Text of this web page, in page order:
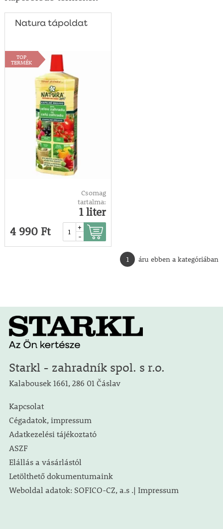
Natura tápoldat
TOP
TERMÉK
Csomag
tartalma:
1 liter
4 990 Ft
+
-
1 áru ebben a kategóriában
Starkl - zahradník spol. s r.o.
Kalabousek 1661, 286 01 Čáslav
Kapcsolat
Cégadatok, impressum
Adatkezelési tájékoztató
ASZF
Elállás a vásárlástól
Letölthető dokumentumaink
Weboldal adatok: SOFICO-CZ, a.s .| Impressum